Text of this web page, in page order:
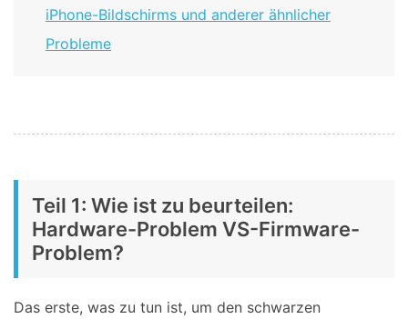
iPhone-Bildschirms und anderer ähnlicher
Probleme
Teil 1: Wie ist zu beurteilen:
Hardware-Problem VS-Firmware-
Problem?
Das erste, was zu tun ist, um den schwarzen